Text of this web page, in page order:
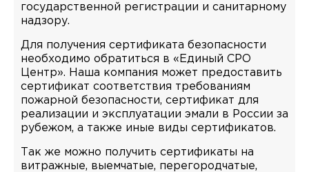
государственной регистрации и санитарному
надзору.
Для получения сертификата безопасности
необходимо обратиться в «Единый СРО
Центр». Наша компания может предоставить
сертификат соответствия требованиям
пожарной безопасности, сертификат для
реализации и эксплуатации эмали в России за
рубежом, а также иные виды сертификатов.
Так же можно получить сертификаты на
витражные, выемчатые, перегородчатые,